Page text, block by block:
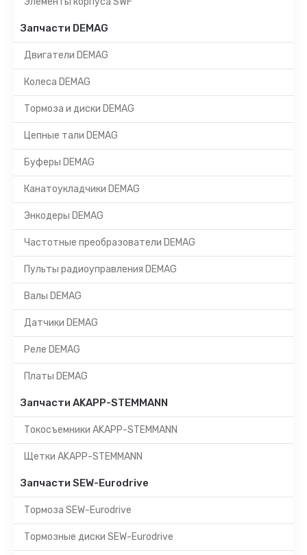
Запчасти DEMAG
Двигатели DEMAG
Колеса DEMAG
Тормоза и диски DEMAG
Цепные тали DEMAG
Буферы DEMAG
Канатоукладчики DEMAG
Энкодеры DEMAG
Частотные преобразователи DEMAG
Пульты радиоуправления DEMAG
Валы DEMAG
Датчики DEMAG
Реле DEMAG
Платы DEMAG
Запчасти AKAPP-STEMMANN
Токосъемники AKAPP-STEMMANN
Щетки AKAPP-STEMMANN
Запчасти SEW-Eurodrive
Тормоза SEW-Eurodrive
Тормозные диски SEW-Eurodrive